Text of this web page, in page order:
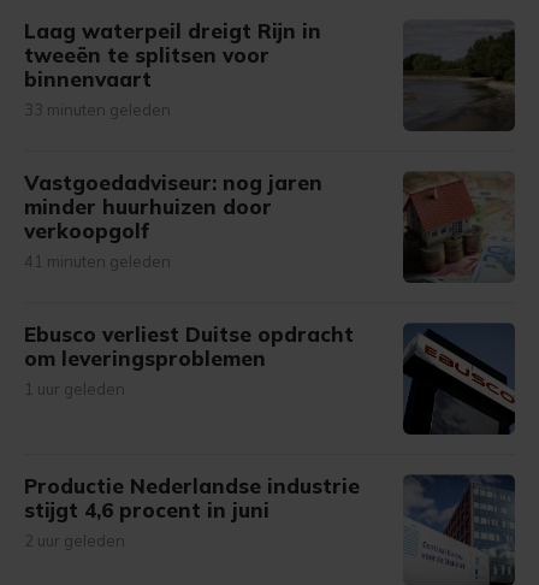
Laag waterpeil dreigt Rijn in
tweeën te splitsen voor
binnenvaart
33 minuten geleden
Vastgoedadviseur: nog jaren
minder huurhuizen door
verkoopgolf
41 minuten geleden
Ebusco verliest Duitse opdracht
om leveringsproblemen
1 uur geleden
Productie Nederlandse industrie
stijgt 4,6 procent in juni
2 uur geleden